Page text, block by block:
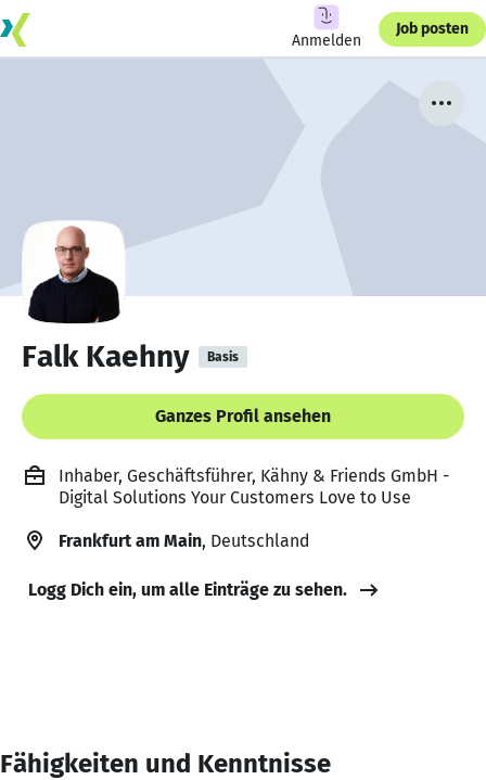
Anmelden
Job posten
Falk Kaehny Basis
Ganzes Profil ansehen
Inhaber, Geschäftsführer, Kähny & Friends GmbH -
Digital Solutions Your Customers Love to Use
Frankfurt am Main, Deutschland
Logg Dich ein, um alle Einträge zu sehen.
Fähigkeiten und Kenntnisse